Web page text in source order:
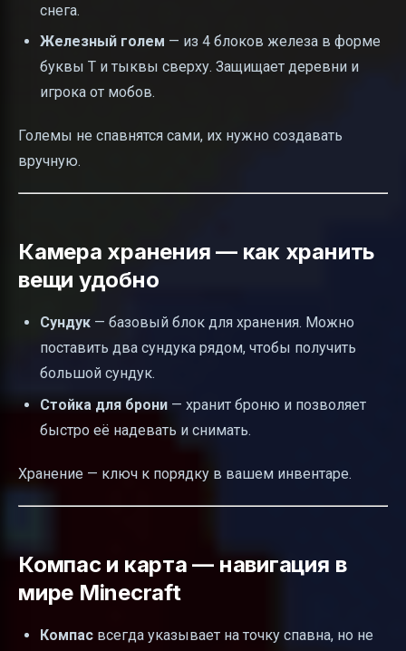
снега.
Железный голем — из 4 блоков железа в форме
буквы T и тыквы сверху. Защищает деревни и
игрока от мобов.
Големы не спавнятся сами, их нужно создавать
вручную.
Камера хранения — как хранить
вещи удобно
Сундук — базовый блок для хранения. Можно
поставить два сундука рядом, чтобы получить
большой сундук.
Стойка для брони — хранит броню и позволяет
быстро её надевать и снимать.
Хранение — ключ к порядку в вашем инвентаре.
Компас и карта — навигация в
мире Minecraft
Компас всегда указывает на точку спавна, но не